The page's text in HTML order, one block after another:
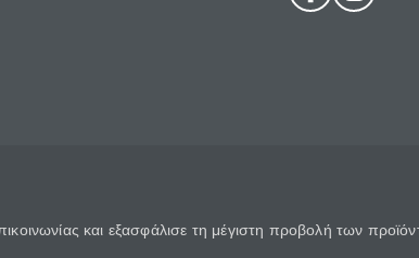
και εξασφάλισε τη μέγιστη προβολή των